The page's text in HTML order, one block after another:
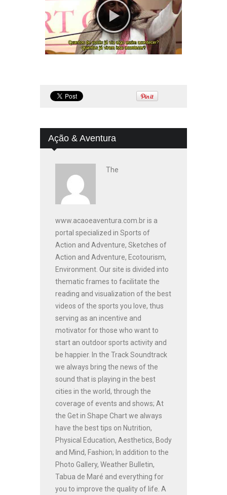
Ação & Aventura
The
www.acaoeaventura.com.br is a
portal specialized in Sports of
Action and Adventure, Sketches of
Action and Adventure, Ecotourism,
Environment. Our site is divided into
thematic frames to facilitate the
reading and visualization of the best
videos of the sports you love, thus
serving as an incentive and
motivator for those who want to
start an outdoor sports activity and
be happier. In the Track Soundtrack
we always bring the news of the
sound that is playing in the best
cities in the world, through the
coverage of events and shows; At
the Get in Shape Chart we always
have the best tips on Nutrition,
Physical Education, Aesthetics, Body
and Mind, Fashion; In addition to the
Photo Gallery, Weather Bulletin,
Tabua de Maré and everything for
you to improve the quality of life. A